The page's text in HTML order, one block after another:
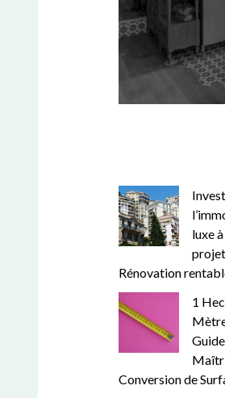
luxe
Rénovation
1
Conversion de